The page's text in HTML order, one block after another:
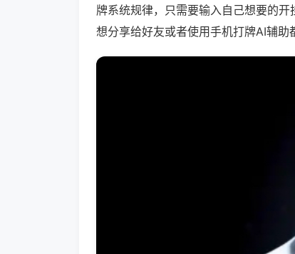
牌系统规律，只需要输入自己想要的
想分享给好友或者使用手机打牌AI辅助